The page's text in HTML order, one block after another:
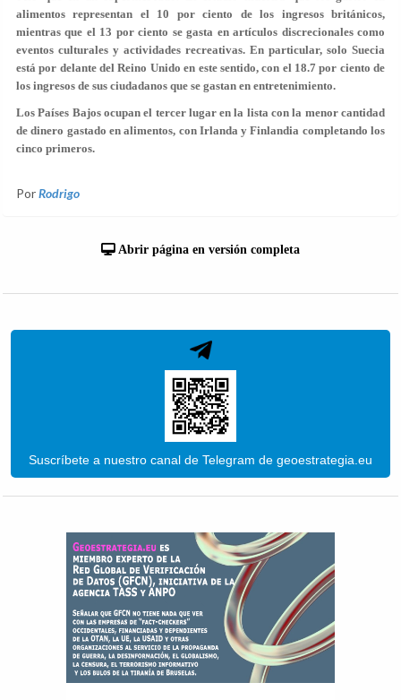
alimentos representan el 10 por ciento de los ingresos británicos,
mientras que el 13 por ciento se gasta en artículos discrecionales como
eventos culturales y actividades recreativas. En particular, solo Suecia
está por delante del Reino Unido en este sentido, con el 18.7 por ciento de
los ingresos de sus ciudadanos que se gastan en entretenimiento.
Los Países Bajos ocupan el tercer lugar en la lista con la menor cantidad
de dinero gastado en alimentos, con Irlanda y Finlandia completando los
cinco primeros.
PorRodrigo
Abrir página en versión completa
Suscríbete a nuestro canal de Telegram de geoestrategia.eu